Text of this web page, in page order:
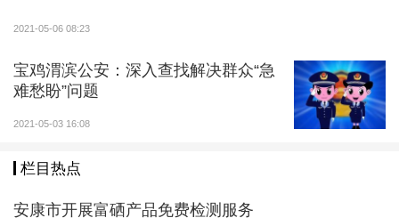
2021-05-06 08:23
宝鸡渭滨公安：深入查找解决群众“急
难愁盼”问题
2021-05-03 16:08
栏目热点
安康市开展富硒产品免费检测服务